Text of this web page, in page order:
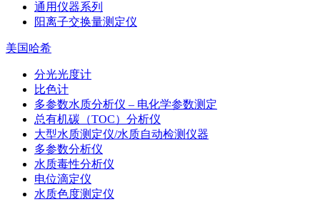
通用仪器系列
阳离子交换量测定仪
美国哈希
分光光度计
比色计
多参数水质分析仪 – 电化学参数测定
总有机碳（TOC）分析仪
大型水质测定仪/水质自动检测仪器
多参数分析仪
水质毒性分析仪
电位滴定仪
水质色度测定仪